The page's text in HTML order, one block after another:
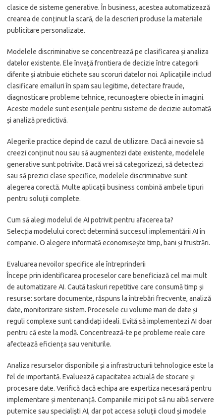
clasice de sisteme generative. În business, acestea automatizează
crearea de conținut la scară, de la descrieri produse la materiale
publicitare personalizate.
Modelele discriminative se concentrează pe clasificarea și analiza
datelor existente. Ele învață frontiera de decizie între categorii
diferite și atribuie etichete sau scoruri datelor noi. Aplicațiile includ
clasificare emailuri în spam sau legitime, detectare fraude,
diagnosticare probleme tehnice, recunoaștere obiecte în imagini.
Aceste modele sunt esențiale pentru sisteme de decizie automată
și analiză predictivă.
Alegerile practice depind de cazul de utilizare. Dacă ai nevoie să
creezi conținut nou sau să augmentezi date existente, modelele
generative sunt potrivite. Dacă vrei să categorizezi, să detectezi
sau să prezici clase specifice, modelele discriminative sunt
alegerea corectă. Multe aplicații business combină ambele tipuri
pentru soluții complete.
Cum să alegi modelul de AI potrivit pentru afacerea ta?
Selecția modelului corect determină succesul implementării AI în
companie. O alegere informată economisește timp, bani și frustrări.
Evaluarea nevoilor specifice ale întreprinderii
Începe prin identificarea proceselor care beneficiază cel mai mult
de automatizare AI. Caută taskuri repetitive care consumă timp și
resurse: sortare documente, răspuns la întrebări frecvente, analiză
date, monitorizare sistem. Procesele cu volume mari de date și
reguli complexe sunt candidați ideali. Evită să implementezi AI doar
pentru că este la modă. Concentrează-te pe probleme reale care
afectează eficiența sau veniturile.
Analiza resurselor disponibile și a infrastructurii tehnologice este la
fel de importantă. Evaluează capacitatea actuală de stocare și
procesare date. Verifică dacă echipa are expertiza necesară pentru
implementare și mentenanță. Companiile mici pot să nu aibă servere
puternice sau specialiști AI, dar pot accesa soluții cloud și modele